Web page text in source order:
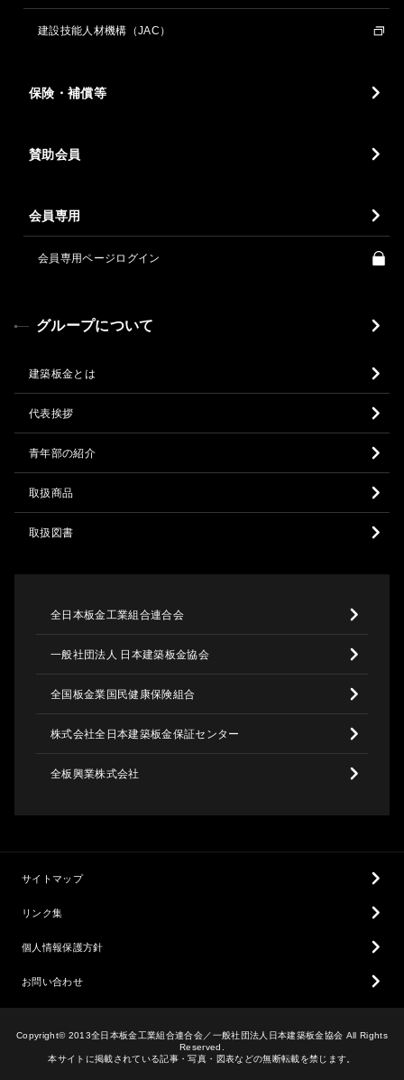
建設技能人材機構（JAC）
保険・補償等
賛助会員
会員専用
会員専用ページログイン
グループについて
建築板金とは
代表挨拶
青年部の紹介
取扱商品
取扱図書
全日本板金工業組合連合会
一般社団法人 日本建築板金協会
全国板金業国民健康保険組合
株式会社全日本建築板金保証センター
全板興業株式会社
サイトマップ
リンク集
個人情報保護方針
お問い合わせ
Copyright© 2013全日本板金工業組合連合会／一般社団法人日本建築板金協会 All Rights
Reserved.
本サイトに掲載されている記事・写真・図表などの無断転載を禁じます。